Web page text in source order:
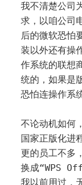
我不清楚公司
求，以咱公
后的微软恐怕
装以外还有操
作系统的联想
统的，如果是
恐怕连操作系
不论动机如何
国家正版化进
更的员工不
换成“WPS
我以前用过，